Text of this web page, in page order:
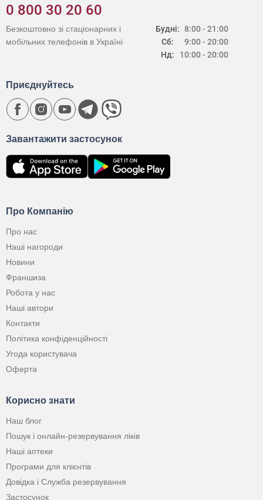
0 800 30 20 60
Будні:
Сб:
Нд:
8:00 - 21:00
9:00 - 20:00
10:00 - 20:00
Безкоштовно зі стаціонарних і
мобільних телефонів в Україні
Про Компанію
Про нас
Наші нагороди
Новини
Франшиза
Робота у нас
Наші автори
Контакти
Політика конфіденційності
Угода користувача
Оферта
Корисно знати
Наш блог
Пошук і онлайн-резервування ліків
Наші аптеки
Програми для клієнтів
Довідка і Служба резервування
Застосунок
Завантажити застосунок
Приєднуйтесь